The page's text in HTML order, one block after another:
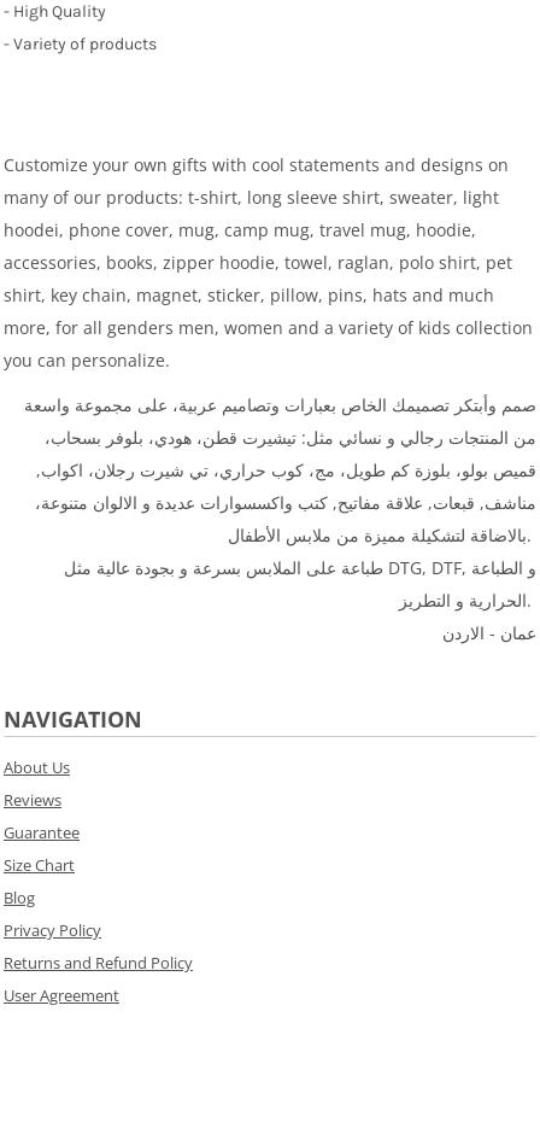
- High Quality
- Variety of products
Customize your own gifts with cool statements and designs on
many of our products: t-shirt, long sleeve shirt, sweater, light
hoodei, phone cover, mug, camp mug, travel mug, hoodie,
accessories, books, zipper hoodie, towel, raglan, polo shirt, pet
shirt, key chain, magnet, sticker, pillow, pins, hats and much
more, for all genders men, women and a variety of kids collection
you can personalize.
صمم وأبتكر تصميمك الخاص بعبارات وتصاميم عربية، على مجموعة واسعة
من المنتجات رجالي و نسائي مثل: تيشيرت قطن، هودي، بلوفر بسحاب،
قميص بولو، بلوزة كم طويل، مج، كوب حراري، تي شيرت رجلان، اكواب,
مناشف, قبعات, علاقة مفاتيح, كتب واكسسوارات عديدة و الالوان متنوعة،
بالاضاقة لتشكيلة مميزة من ملابس الأطفال.
طباعة على الملابس بسرعة و بجودة عالية مثل DTG, DTF, و الطباعة
الحرارية و التطريز.
عمان - الاردن
NAVIGATION
About Us
Reviews
Guarantee
Size Chart
Blog
Privacy Policy
Returns and Refund Policy
User Agreement